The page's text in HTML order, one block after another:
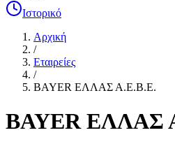
Ιστορικό
Αρχική
/
Εταιρείες
/
BAYER ΕΛΛΑΣ Α.Ε.Β.Ε.
BAYER ΕΛΛΑΣ